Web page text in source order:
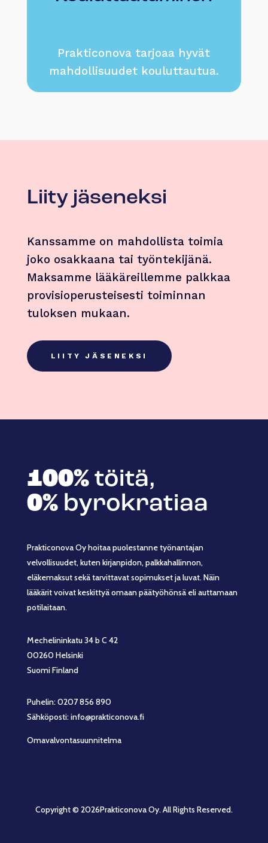
Prakticonova tarjoaa hyvät
mahdollisuudet kouluttautua.
Liity jäseneksi
Kanssamme on mahdollista toimia
joko osakkaana tai työntekijänä.
Maksamme lääkäreillemme palkkaa
provisioperusteisesti toiminnan
tuloksen mukaan.
LIITY JÄSENEKSI
100%töitä,
0%byrokratiaa
Prakticonova Oy hoitaa puolestanne työnantajan
velvollisuudet, kuten kirjanpidon, palkkahallinnon,
eläkemaksut sekä tarvittavat sopimukset ja luvat. Näin
lääkärit voivat keskittyä omaan päätyöhönsä eli auttamaan
potilaitaan.
Mechelininkatu 34 b C 42
00260 Helsinki
Suomi Finland
Puhelin: 0207 856 890
Sähköposti: info@prakticonova.fi
Omavalvontasuunnitelma
Copyright © 2026Prakticonova Oy. All Rights Reserved.